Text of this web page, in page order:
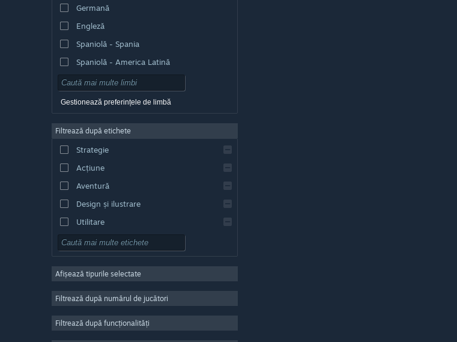
Germană
Engleză
Spaniolă - Spania
Spaniolă - America Latină
Gestionează preferințele de limbă
Filtrează după etichete
Strategie
Acțiune
Aventură
Design și ilustrare
Utilitare
Gratuit
Număr masiv de jucători
Indie
Casual
Afișează tipurile selectate
Filtrează după numărul de jucători
Filtrează după funcționalități